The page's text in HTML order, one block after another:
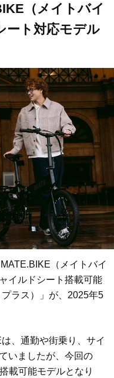
タログ
（メイトバイ
ート対応モデル
（メイトバイ
イルドシート搭載可能
ラス）」が、2025年5
、通勤や街乗り、サイ
いましたが、今回の
載可能モデルとなり